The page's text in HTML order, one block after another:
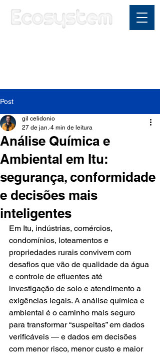
Post
Análise Química e
Ambiental em Itu:
segurança, conformidade
e decisões mais
inteligentes
gil celidonio
27 de jan. 4 min de leitura
Em Itu, indústrias, comércios,
condomínios, loteamentos e
propriedades rurais convivem com
desafios que vão de qualidade da água
e controle de efluentes até
investigação de solo e atendimento a
exigências legais. A análise química e
ambiental é o caminho mais seguro
para transformar “suspeitas” em dados
verificáveis — e dados em decisões
com menor risco, menor custo e maior